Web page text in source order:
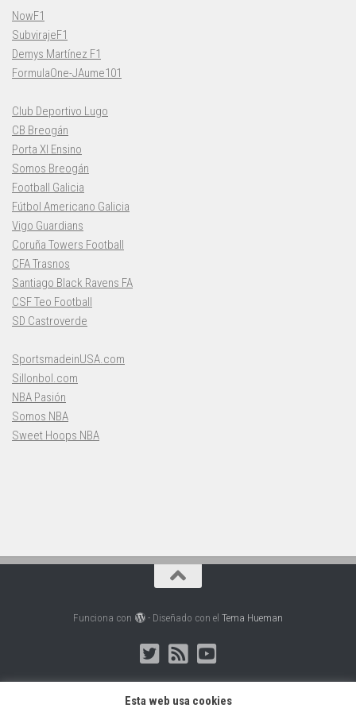
NowF1
SubvirajeF1
Demys Martínez F1
FormulaOne-JAume101
Club Deportivo Lugo
CB Breogán
Porta XI Ensino
Somos Breogán
Football Galicia
Fútbol Americano Galicia
Vigo Guardians
Coruña Towers Football
CFA Trasnos
Santiago Black Ravens FA
CSF Teo Football
SD Castroverde
SportsmadeinUSA.com
Sillonbol.com
NBA Pasión
Somos NBA
Sweet Hoops NBA
Funciona con - Diseñado con el Tema Hueman
Esta web usa cookies